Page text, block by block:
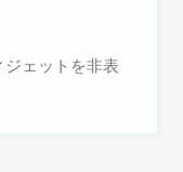
ジェットを非表